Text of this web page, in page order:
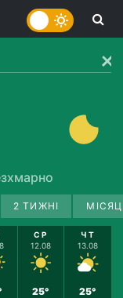
2 ТИЖНІ
СР
12.08
25°
ЧТ
13.08
25°